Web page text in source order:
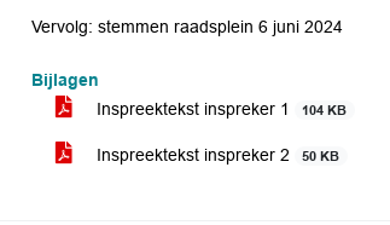
Vervolg: stemmen raadsplein 6 juni 2024
Bijlagen
Inspreektekst inspreker 1
104 KB
Inspreektekst inspreker 2 50 KB